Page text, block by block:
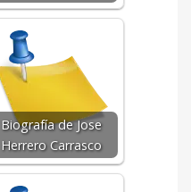
Biografía de Jose
Herrero Carrasco